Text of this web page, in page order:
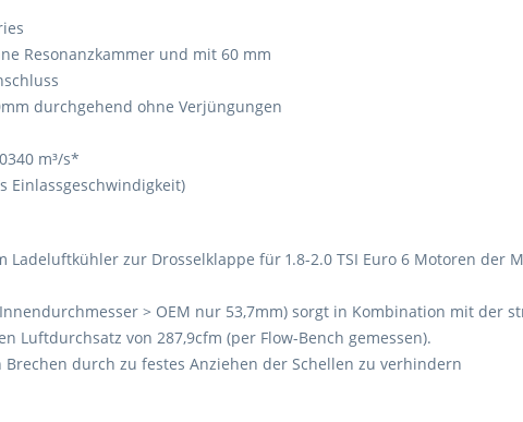
und mit 60 mm
ohne Verjüngungen
m³/s*
Einlassgeschwindigkeit)
zur Drosselklappe für 1.8-2.0 TSI Euro 6 Motoren der
> OEM nur 53,7mm) sorgt in Kombination mit der
von 287,9cfm (per Flow-Bench gemessen).
durch zu festes Anziehen der Schellen zu verhindern